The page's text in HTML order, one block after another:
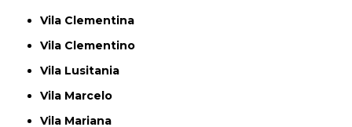
Vila Clementina
Vila Clementino
Vila Lusitania
Vila Marcelo
Vila Mariana